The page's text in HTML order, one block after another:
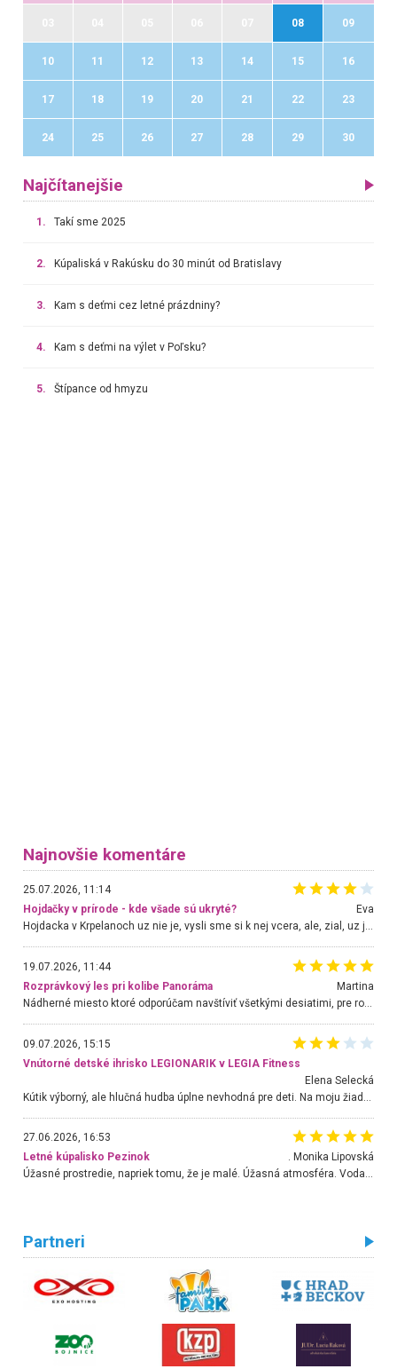
08 09
10 11 12 13 14 15 16
17 18 19 20 21 22 23
24 25 26 27 28 29 30
Najčítanejšie
1. Takí sme 2025
2. Kúpaliská v Rakúsku do 30 minút od Bratislavy
3. Kam s deťmi cez letné prázdniny?
4. Kam s deťmi na výlet v Poľsku?
5. Štípance od hmyzu
Najnovšie komentáre
25.07.2026, 11:14
Hojdačky v prírode - kde všade sú ukryté?
Eva
Hojdacka v Krpelanoch uz nie je, vysli sme si k nej vcera, ale, zial, uz je znicena. Ak sem planujete cestu len kvoli hojdacke, mozete si ju usetrit. Krasny vyhlad je tu vsak aj bez hojdacky :-)
19.07.2026, 11:44
Rozprávkový les pri kolibe Panoráma
Martina
Nádherné miesto ktoré odporúčam navštíviť všetkými desiatimi, pre rodiny s deťmi, dôchodcom... Proste a jednoducho ozaj rozprávkový les.. určite ešte prídeme. Odniesli sme si na pamiatku krásne tričká,
09.07.2026, 15:15
Vnútorné detské ihrisko LEGIONARIK v LEGIA Fitness
Elena Selecká
27.06.2026, 16:53
Letné kúpalisko Pezinok
. Monika Lipovská
Úžasné prostredie, napriek tomu, že je malé. Úžasná atmosféra. Voda fantastická a nádherná. Ľudí je pomerne veľa, ale su mili a ohľaduplní. Je veľmi zaujímavé sledovať, ako dokážu spolu športovať cudzí ľudia a bez ohľadu na vek. Vládne tu pohoda. Vnuka neviem dostať z vody. Ďakujem za krásny deň . Urcite sa sem vrátim. Jediný problém je s parkovaním, ale aj ten sa mi podarilo vyriešiť. Monika Bratislava
Partneri